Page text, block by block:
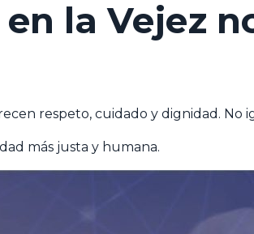
la Vejez
respeto, cuidado y dignidad. No
más justa y humana.